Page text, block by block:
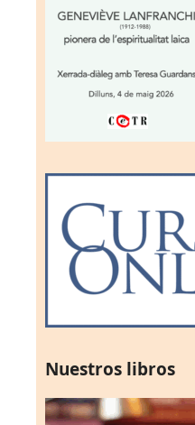
Nuestros libros